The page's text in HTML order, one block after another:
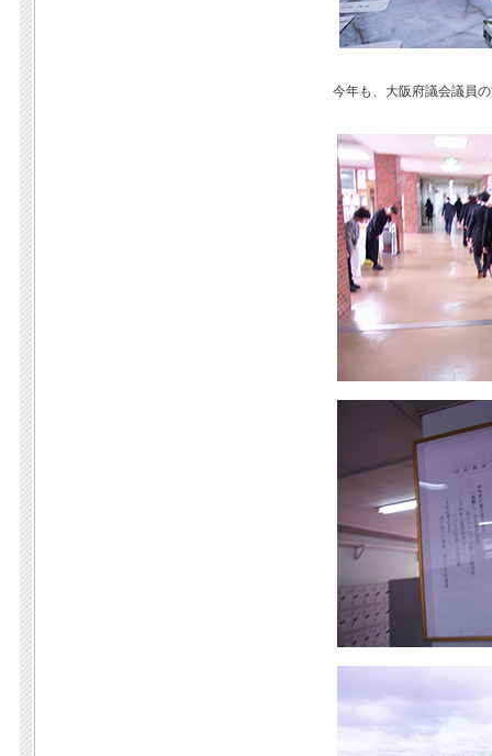
今年も、大阪府議会議員